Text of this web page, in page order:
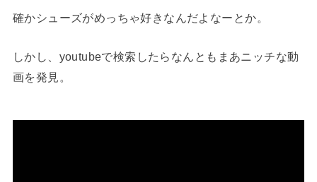
確かシューズがめっちゃ好きなんだよなーとか。
しかし、youtubeで検索したらなんともまあニッチな動
画を発見。